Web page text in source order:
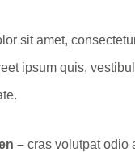
sit amet,
ipsum quis,
–cras volutpat odio